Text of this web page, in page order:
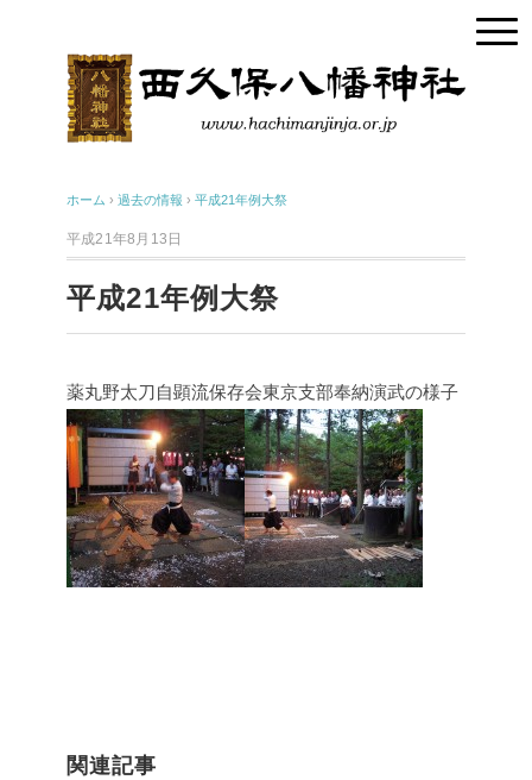
ホーム › 過去の情報 › 平成21年例大祭
平成21年8月13日
平成21年例大祭
薬丸野太刀自顕流保存会東京支部奉納演武の様子
関連記事